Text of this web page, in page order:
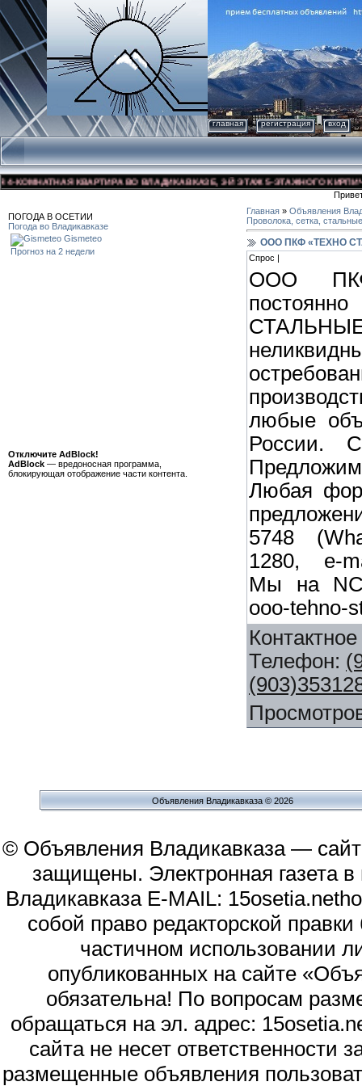
главная регистрация вход
КВАРТИРА ВО ВЛАДИКАВКАЗЕ, 3-Й ЭТАЖ 5-ЭТАЖНОГО
ПОГОДА В ОСЕТИИ
Погода во Владикавказе
Gismeteo
Прогноз на 2 недели
Отключите AdBlock!
AdBlock — вредоносная программа,
блокирующая отображение части контента.
Главная » Объявления
Проволока, сетка,
ООО ПКФ «ТЕХНО
Спрос |
ООО
любые
России.
Любая
5748
1280, e-
Мы на NC:
ooo-tehno-
Телефон:
Объявления Владикавказа © 2026
© Объявления Владикавказа —
защищены. Электронная газета
Владикавказа E-MAIL:
собой право редакторской
частичном использовании
опубликованных на сайте
обязательна! По вопросам
обращаться на эл. адрес:
сайта не несет
размещенные объявления